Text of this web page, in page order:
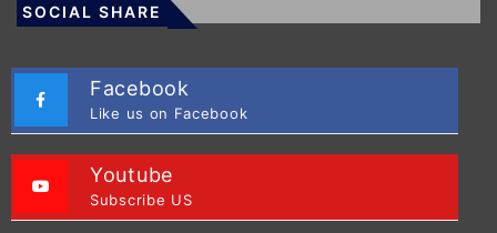
SOCIAL SHARE
Facebook
Like us on Facebook
Youtube
Subscribe US